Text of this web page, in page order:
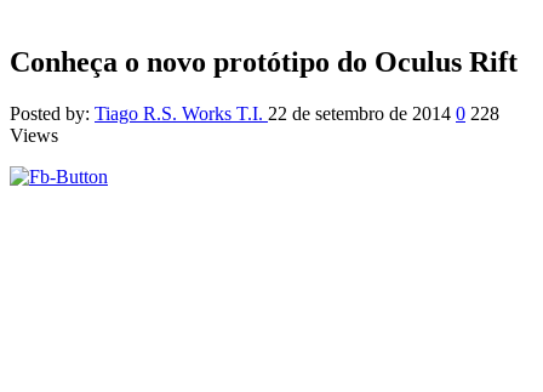
Conheça o novo protótipo do Oculus Rift
Posted by: Tiago R.S. Works T.I. 22 de setembro de 2014 0 228
Views